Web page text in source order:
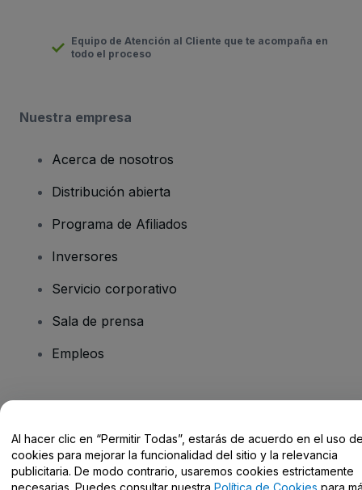
Equipo de Atención al Cliente que te acompaña en
todo el proceso
Nuestra empresa
Acerca de nosotros
Distribución abierta
Programa de Afiliados
Inversores
Servicio corporativo
Sala de prensa
Empleos
Centro de Ayuda / Contacto
Al hacer clic en “Permitir Todas”, estarás de acuerdo en el uso
cookies para mejorar la funcionalidad del sitio y la relevancia
publicitaria. De modo contrario, usaremos cookies estrictamente
necesarias. Puedes consultar nuestra Política de Cookies para